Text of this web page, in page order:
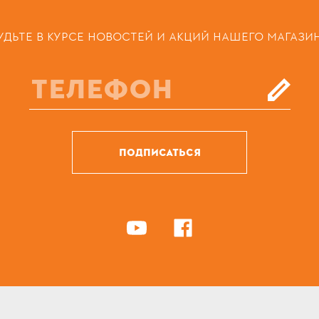
В КУРСЕ НОВОСТЕЙ И АКЦИЙ НАШЕГО
ПОДПИСАТЬСЯ